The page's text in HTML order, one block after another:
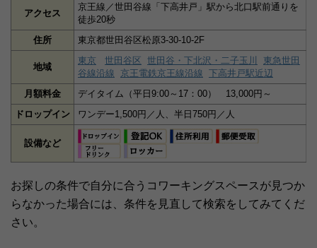
アクセス
京王線／世田谷線「下高井戸」駅から北口駅前通りを
徒歩20秒
住所
東京都世田谷区松原3-30-10-2F
地域
東京 世田谷区 世田谷・下北沢・二子玉川
東急世田
谷線沿線
京王電鉄京王線沿線 下高井戸駅近辺
月額料金
デイタイム（平日9:00～17：00） 13,000円～
ドロップイン
ワンデー1,500円／人、半日750円／人
設備など
お探しの条件で自分に合うコワーキングスペースが見つか
らなかった場合には、条件を見直して検索をしてみてくだ
さい。